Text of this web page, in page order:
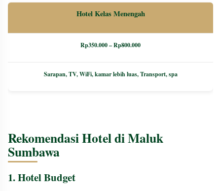
Hotel Kelas Menengah
Rp350.000 – Rp800.000
Sarapan, TV, WiFi, kamar lebih luas, Transport, spa
Rp800.000 – Rp2.500.000
Kolam renang, restoran, fasilitas premium, Gym, Spa, Butler, etc
Rekomendasi Hotel di Maluk
Sumbawa
1. Hotel Budget